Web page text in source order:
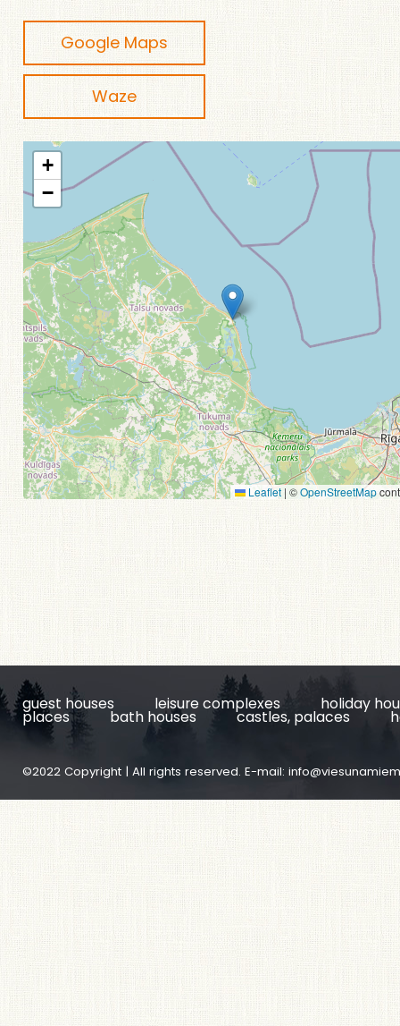
Google Maps
Waze
+
−
Leaflet | ©OpenStreetMap
guest houses leisure complexes holiday
places bath houses castles, palaces
©2022 Copyright | All rights reserved. E-mail: